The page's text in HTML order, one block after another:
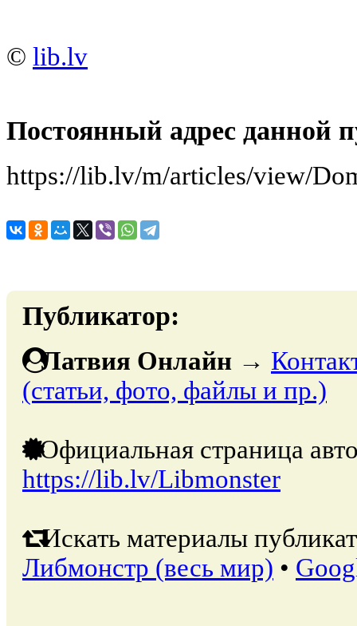
© lib.lv
Постоянный адрес данной
https://lib.lv/m/articles/view/
Публикатор:
Латвия Онлайн →
(статьи, фото, файлы и пр.)
Официальная страница
https://lib.lv/Libmonster
Искать материалы
Либмонстр (весь мир) •